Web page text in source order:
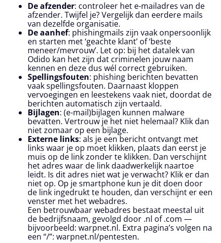
De afzender: controleer het e-mailadres van de
afzender. Twijfel je? Vergelijk dan eerdere mails
van dezelfde organisatie.
De aanhef: phishingmails zijn vaak onpersoonlijk
en starten met ‘geachte klant’ of ‘beste
meneer/mevrouw’. Let op: bij het datalek van
Odido kan het zijn dat criminelen jouw naam
kennen en deze dus wél correct gebruiken.
Spellingsfouten: phishing berichten bevatten
vaak spellingsfouten. Daarnaast kloppen
vervoegingen en leestekens vaak niet, doordat de
berichten automatisch zijn vertaald.
Bijlagen: (e-mail)bijlagen kunnen malware
bevatten. Vertrouw je het niet helemaal? Klik dan
niet zomaar op een bijlage.
Externe links: als je een bericht ontvangt met
links waar je op moet klikken, plaats dan eerst je
muis op de link zonder te klikken. Dan verschijnt
het adres waar de link daadwerkelijk naartoe
leidt. Is dit adres niet wat je verwacht? Klik er dan
niet op. Op je smartphone kun je dit doen door
de link ingedrukt te houden, dan verschijnt er een
venster met het webadres.
Een betrouwbaar webadres bestaat meestal uit
de bedrijfsnaam, gevolgd door .nl of .com —
bijvoorbeeld: warpnet.nl. Extra pagina’s volgen na
een “/”: warpnet.nl/pentesten.